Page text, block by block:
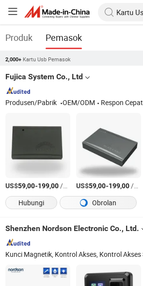
Produk Pemasok
2,000+ Kartu Usb Pemasok
Fujica System Co., Ltd
Produsen/Pabrik OEM/ODM Respon Cepat
US$59,00-199,00/Bagian US$59,00-199,00/Bagian
Hubungi
Obrolan
Shenzhen Nordson Electronic Co., Ltd.